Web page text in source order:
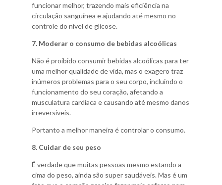
funcionar melhor, trazendo mais eficiência na
circulação sanguínea e ajudando até mesmo no
controle do nível de glicose.
7. Moderar o consumo de bebidas alcoólicas
Não é proibido consumir bebidas alcoólicas para ter
uma melhor qualidade de vida, mas o exagero traz
inúmeros problemas para o seu corpo, incluindo o
funcionamento do seu coração, afetando a
musculatura cardíaca e causando até mesmo danos
irreversíveis.
Portanto a melhor maneira é controlar o consumo.
8. Cuidar de seu peso
É verdade que muitas pessoas mesmo estando a
cima do peso, ainda são super saudáveis. Mas é um